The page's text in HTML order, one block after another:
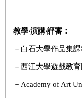
教學‧演講‧評審：
－白石大學作品集
－西江大學遊戲教
－Academy of Art